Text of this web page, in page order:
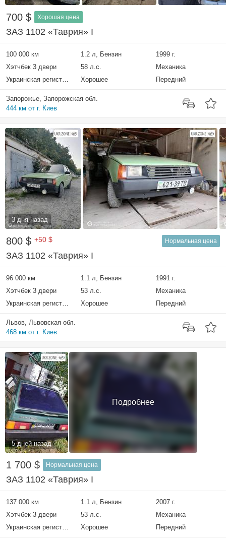
700 $ Хорошая цена
ЗАЗ 1102 «Таврия» I
100 000 км 1.2 л, Бензин
1999 г.
Хэтчбек 3 двери
58 л.с.
Механика
Украинская регистрация
Хорошее Передний
Запорожье, Запорожская обл.
444 км от г. Киев
3 дня назад
800 $ +50 $ Нормальная цена
ЗАЗ 1102 «Таврия» I
96 000 км 1.1 л, Бензин
1991 г.
Хэтчбек 3 двери
53 л.с.
Механика
Украинская регистрация
Хорошее Передний
Львов, Львовская обл.
468 км от г. Киев
5 дней назад
Подробнее
1 700 $ Нормальная цена
ЗАЗ 1102 «Таврия» I
137 000 км 1.1 л, Бензин
2007 г.
Хэтчбек 3 двери
53 л.с.
Механика
Украинская регистрация
Хорошее Передний